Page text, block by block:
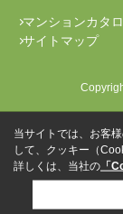
マンションカタ
サイトマップ
当サイトでは、お客
して、クッキー（
詳しくは、当社の 「